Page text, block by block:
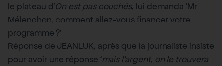
le plateau d’On est pas couchés, lui demanda ‘Mr
Mélenchon, comment allez-vous financer votre
programme ?’
Réponse de JEANLUK, après que la journaliste insiste
pour avoir une réponse ‘mais l’argent, on le trouvera